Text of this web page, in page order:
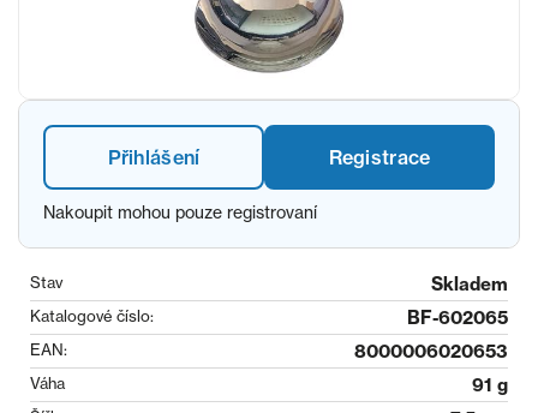
Přihlášení Registrace
Nakoupit mohou pouze registrovaní
Stav Skladem
Katalogové číslo: BF-602065
EAN: 8000006020653
Váha 91 g